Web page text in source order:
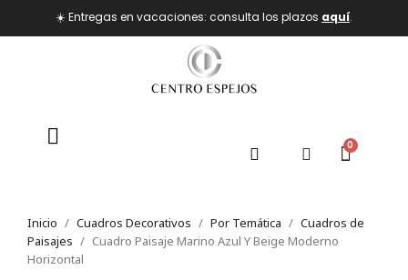
☀️ Entregas en vacaciones: consulta los plazos aquí.
Inicio Cuadros Decorativos Por Temática
Cuadros de
Paisajes
Cuadro Paisaje Marino Azul Y Beige Moderno
Horizontal